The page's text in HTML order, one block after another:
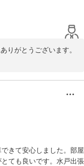
りがとうございます。
て、スタッフ一同大変
他に、金券付きプラン
　はなの夢」でのお食
ましたら、ご検討くだ
きて安心しました。部屋
ても良いです。水戸出張